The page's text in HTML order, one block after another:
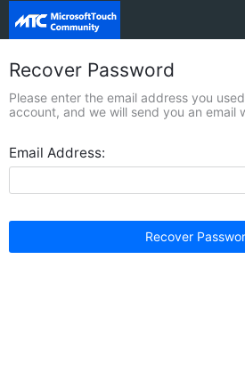
Recover Password
Please enter the email address you
account, and we will send you an email
Email Address:
Recover